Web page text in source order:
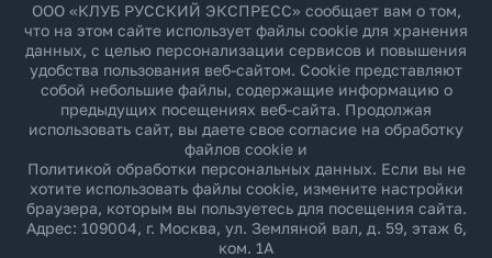
ООО «КЛУБ РУССКИЙ ЭКСПРЕСС» сообщает вам о том,
что на этом сайте использует файлы cookie для хранения
данных, с целью персонализации сервисов и повышения
удобства пользования веб-сайтом. Cookie представляют
собой небольшие файлы, содержащие информацию о
предыдущих посещениях веб-сайта. Продолжая
использовать сайт, вы даете свое согласие на обработку
файлов cookie и
Политикой обработки персональных данных. Если вы не
хотите использовать файлы cookie, измените настройки
браузера, которым вы пользуетесь для посещения сайта.
Адрес: 109004, г. Москва, ул. Земляной вал, д. 59, этаж 6,
ком. 1А